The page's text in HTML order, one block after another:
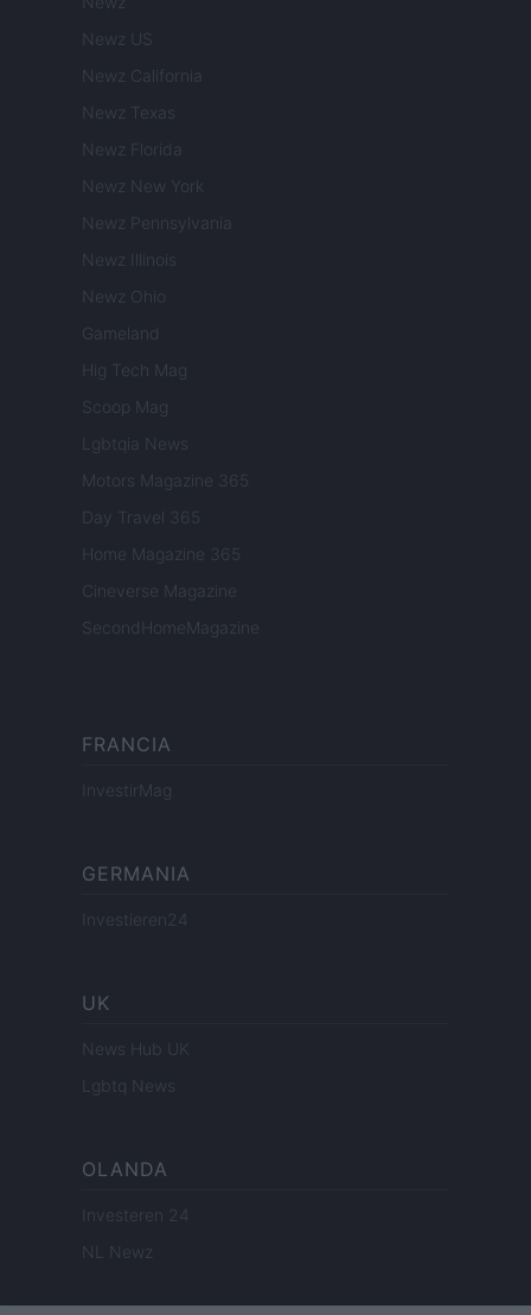
Newz US
Newz California
Newz Texas
Newz Florida
Newz New York
Newz Pennsylvania
Newz Illinois
Newz Ohio
Gameland
Hig Tech Mag
Scoop Mag
Lgbtqia News
Motors Magazine 365
Day Travel 365
Home Magazine 365
Cineverse Magazine
SecondHomeMagazine
FRANCIA
InvestirMag
GERMANIA
Investieren24
UK
News Hub UK
Lgbtq News
OLANDA
Investeren 24
NL Newz